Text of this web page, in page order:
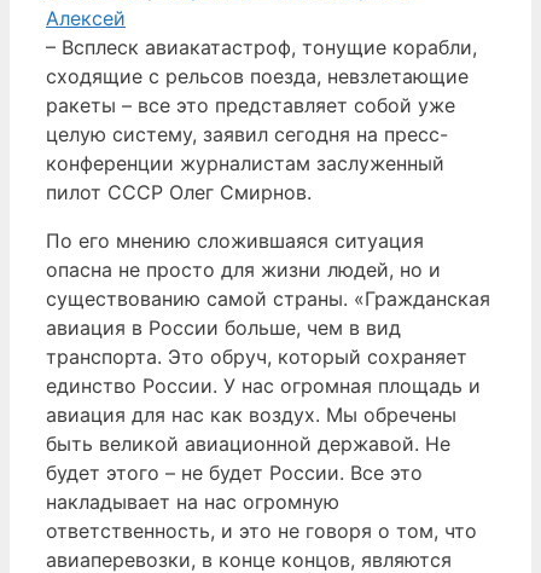
– Всплеск авиакатастроф, тонущие корабли,
сходящие с рельсов поезда, невзлетающие
ракеты – все это представляет собой уже
целую систему, заявил сегодня на пресс-
конференции журналистам заслуженный
пилот СССР Олег Смирнов.
По его мнению сложившаяся ситуация
опасна не просто для жизни людей, но и
существованию самой страны. «Гражданская
авиация в России больше, чем в вид
транспорта. Это обруч, который сохраняет
единство России. У нас огромная площадь и
авиация для нас как воздух. Мы обречены
быть великой авиационной державой. Не
будет этого – не будет России. Все это
накладывает на нас огромную
ответственность, и это не говоря о том, что
авиаперевозки, в конце концов, являются